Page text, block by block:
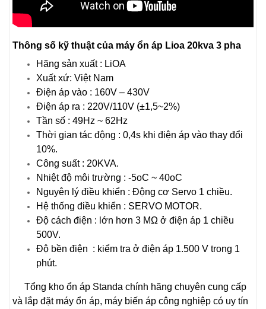
Thông số kỹ thuật của máy ổn áp Lioa 20kva 3 pha
Hãng sản xuất : LiOA
Xuất xứ: Việt Nam
Điện áp vào : 160V – 430V
Điện áp ra : 220V/110V (±1,5~2%)
Tần số : 49Hz ~ 62Hz
Thời gian tác động : 0,4s khi điện áp vào thay đổi
10%.
Công suất : 20KVA.
Nhiệt độ môi trường : -5oC ~ 40oC
Nguyên lý điều khiển : Động cơ Servo 1 chiều.
Hệ thống điều khiển : SERVO MOTOR.
Độ cách điện : lớn hơn 3 MΩ ở điện áp 1 chiều
500V.
Độ bền điện : kiểm tra ở điện áp 1.500 V trong 1
phút.
Tổng kho ổn áp Standa chính hãng chuyên cung cấp
và lắp đặt máy ổn áp, máy biến áp công nghiệp có uy tín